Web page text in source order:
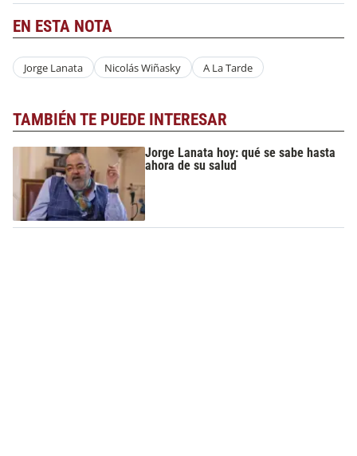
EN ESTA NOTA
Jorge Lanata Nicolás Wiñasky A La Tarde
TAMBIÉN TE PUEDE INTERESAR
Jorge Lanata hoy: qué se sabe hasta
ahora de su salud